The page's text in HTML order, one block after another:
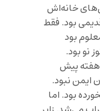
خانه‌اش
بود. فقط
بود
نو بود.
هفته پیش
ایمن نبود.
بود. اما